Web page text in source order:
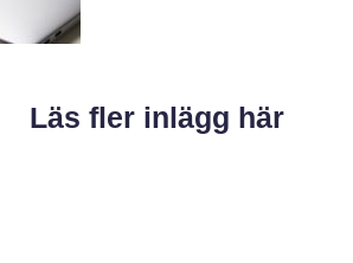
Läs fler inlägg här